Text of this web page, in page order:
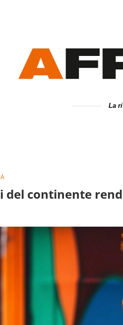
La
del continente